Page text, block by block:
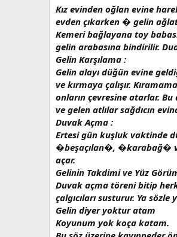
Kız evinden oğlan evine
evden çıkarken � gelin
Kemeri bağlayana toy
gelin arabasına bindirilir.
Gelin Karşılama :
Gelin alayı düğün evine
ve kırmaya çalışır.
onların çevresine atarlar.
ve gelen atlılar sağdıcın
Duvak Açma :
Ertesi gün kuşluk vaktinde
�beşaçılan�, �karabağ�
açar.
Gelinin Takdimi ve Yüz
Duvak açma töreni bitip
çalgıcıları susturur. Ya
Gelin diyer yoktur atam
Koyunum yok koça katam.